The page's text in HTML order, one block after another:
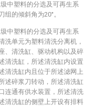
中塑料的分选及可再生系
的倾斜角为20°。
中塑料的分选及可再生系
洗单元为塑料清洗分离机，
、清洗缸、驱动机构以及碎
清洗缸，所述清洗缸内设置
清洗缸内且位于所述滤网上
述碎浆刀转动，所述清洗缸
连通有供水装置，所述清洗
清洗缸的侧壁上开设有排料